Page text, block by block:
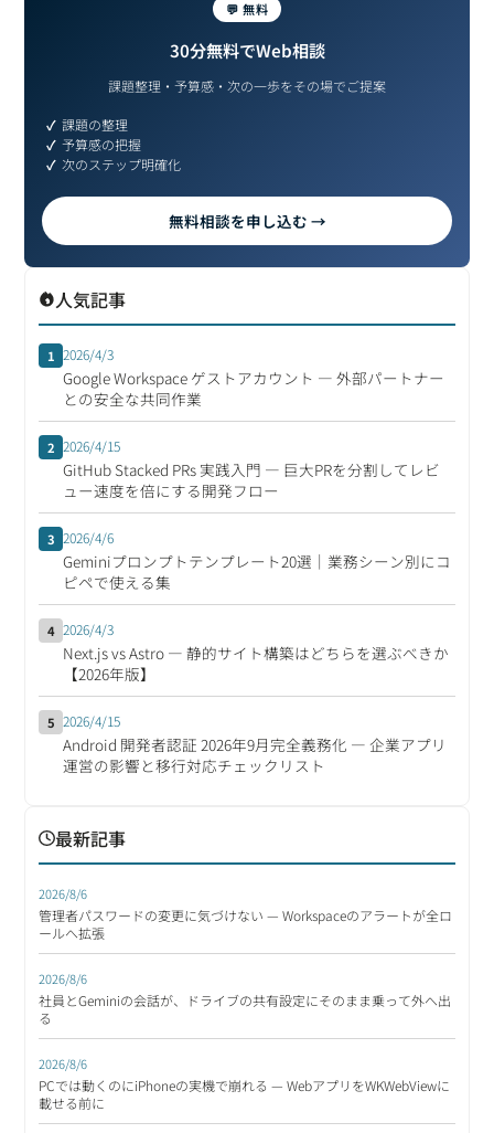
💬 無料
30分無料でWeb相談
課題整理・予算感・次の一歩をその場でご提案
課題の整理
予算感の把握
次のステップ明確化
無料相談を申し込む →
人気記事
1 2026/4/3
Google Workspace ゲストアカウント ― 外部パートナー
との安全な共同作業
2 2026/4/15
GitHub Stacked PRs 実践入門 ― 巨大PRを分割してレビ
ュー速度を倍にする開発フロー
3 2026/4/6
Geminiプロンプトテンプレート20選｜業務シーン別にコ
ピペで使える集
4 2026/4/3
Next.js vs Astro ― 静的サイト構築はどちらを選ぶべきか
【2026年版】
5 2026/4/15
Android 開発者認証 2026年9月完全義務化 ― 企業アプリ
運営の影響と移行対応チェックリスト
最新記事
2026/8/6
管理者パスワードの変更に気づけない — Workspaceのアラートが全ロ
ールへ拡張
2026/8/6
社員とGeminiの会話が、ドライブの共有設定にそのまま乗って外へ出
る
2026/8/6
PCでは動くのにiPhoneの実機で崩れる — WebアプリをWKWebViewに
載せる前に